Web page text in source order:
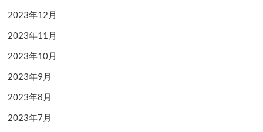
2023年12月
2023年11月
2023年10月
2023年9月
2023年8月
2023年7月